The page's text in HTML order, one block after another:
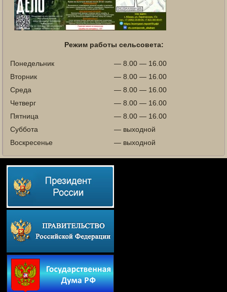
Режим работы сельсовета:
Понедельник
— 8.00 — 16.00
Вторник
— 8.00 — 16.00
Среда
— 8.00 — 16.00
Четверг
— 8.00 — 16.00
Пятница
— 8.00 — 16.00
Суббота
— выходной
Воскресенье
— выходной